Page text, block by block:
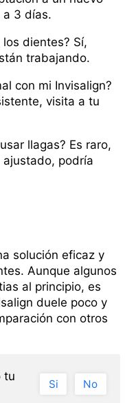
a 3 dí­as.
dientes? Sí­,
trabajando.
con mi Invisalign?
visita a tu
llagas? Es raro,
podría
solución eficaz y
Aunque algunos
al principio, es
duele poco y
con otros
tu
Si No